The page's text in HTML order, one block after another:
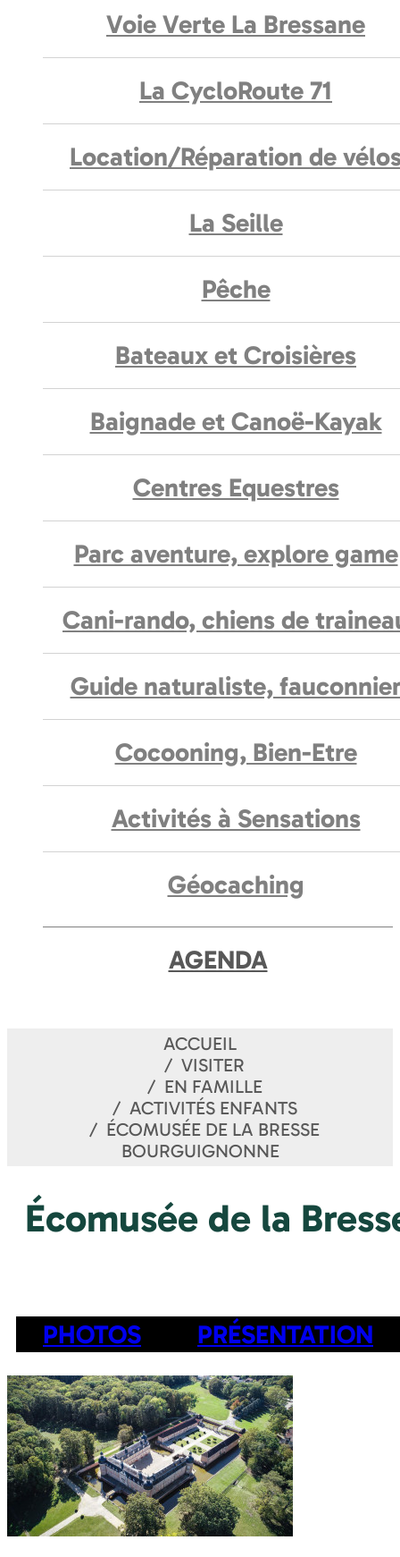
Voie Verte La Bressane
La CycloRoute 71
Location/Réparation de
La Seille
Pêche
Bateaux et Croisières
Baignade et Canoë-Kayak
Centres Equestres
Parc aventure, explore game
Cani-rando, chiens de
Guide naturaliste,
Cocooning, Bien-Etre
Activités à Sensations
Géocaching
AGENDA
ACCUEIL
VISITER
EN FAMILLE
ACTIVITÉS ENFANTS
ÉCOMUSÉE DE LA BRESSE
BOURGUIGNONNE
Écomusée de la
PHOTOS PRÉSENTATION